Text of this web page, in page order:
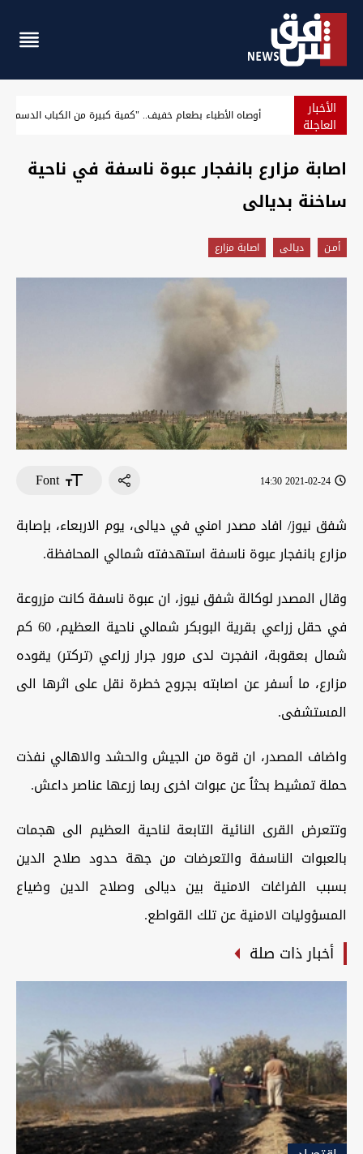
الأخبار
العاجلة كشف تفاصيل عملية أمنية أطاحت بمسؤولين في ذي قار
اصابة مزارع بانفجار عبوة ناسفة في ناحية
ساخنة بديالى
أمـن ديالى اصابة مزارع
2021-02-24 14:30
Font
شفق نيوز/ افاد مصدر امني في ديالى، يوم الاربعاء، بإصابة
مزارع بانفجار عبوة ناسفة استهدفته شمالي المحافظة.
وقال المصدر لوكالة شفق نيوز، ان عبوة ناسفة كانت مزروعة
في حقل زراعي بقرية البوبكر شمالي ناحية العظيم، 60 كم
شمال بعقوبة، انفجرت لدى مرور جرار زراعي (تركتر) يقوده
مزارع، ما أسفر عن اصابته بجروح خطرة نقل على اثرها الى
المستشفى.
واضاف المصدر، ان قوة من الجيش والحشد والاهالي نفذت
حملة تمشيط بحثاُ عن عبوات اخرى ربما زرعها عناصر داعش.
وتتعرض القرى النائية التابعة لناحية العظيم الى هجمات
بالعبوات الناسفة والتعرضات من جهة حدود صلاح الدين
بسبب الفراغات الامنية بين ديالى وصلاح الدين وضياع
المسؤوليات الامنية عن تلك القواطع.
أخبار ذات صلة